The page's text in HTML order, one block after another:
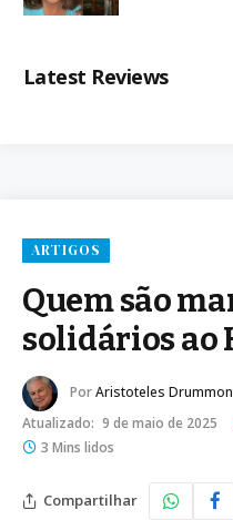
Latest Reviews
ARTIGOS
Quem são
solidários ao
PorAristoteles
Atualizado: 9 de maio de 2025
3 Mins lidos
Compartilhar